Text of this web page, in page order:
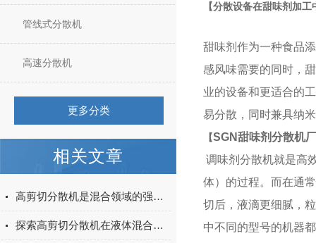
管线式分散机
高速分散机
更多分类
相关文章
高剪切分散机是混合领域的强力引擎
探索高剪切分散机在液体混合与乳化中的应用
【分散设备在甜味剂加
甜味剂作为一种食品
感风味需要的同时，
业的设备和更适合的
易分散，同时兼具纳
【SGN甜味剂分散机
调味剂分散机就是高
体）的过程。而在通
切后，液滴更细腻，
中不同的型号的机器